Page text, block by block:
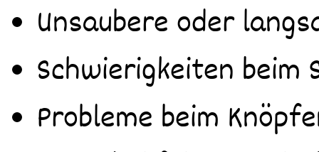
Unsaubere oder
Schwierigkeiten beim
Probleme beim